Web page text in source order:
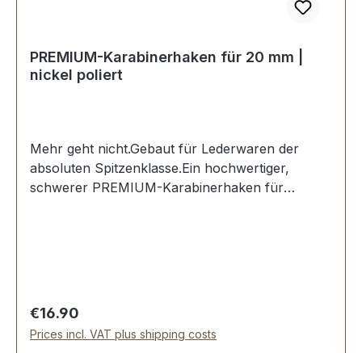
PREMIUM-Karabinerhaken für 20 mm |
nickel poliert
Mehr geht nicht.Gebaut für Lederwaren der
absoluten Spitzenklasse.Ein hochwertiger,
schwerer PREMIUM-Karabinerhaken für
Handpoliert. Handgalvanisiert.Sehr stabil,
bestens geeignet für Taschen, Reisetaschen,
Weekender.Durchlassweite: 20 mm, Gesamthöhe
Regular price:
€16.90
Prices incl. VAT plus shipping costs